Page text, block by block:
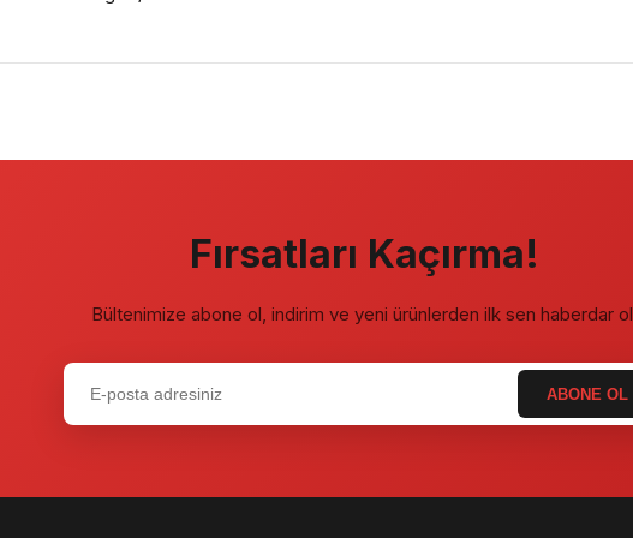
Fırsatları Kaçırma!
Bültenimize abone ol, indirim ve yeni ürünlerden ilk sen haberdar
ABONE OL